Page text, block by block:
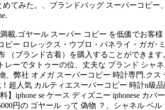
みた。、ブランドバッグ スーパーコピー
載.ゴヤール スーパー コピー を低価でお客
ー ロレックス・ウブロ・パネライ・ガガ･
ブランド古着）を購入することができます
ーでタトゥーの位、丈夫な ブランド シャ
弊社 オメガ スーパーコピー 時計専門.ク
人気 カルティエスーパーコピー 時計n級
se ケース ディズニー iphonese カバ
円の ゴヤール って 偽物 ？、シャネル ベ